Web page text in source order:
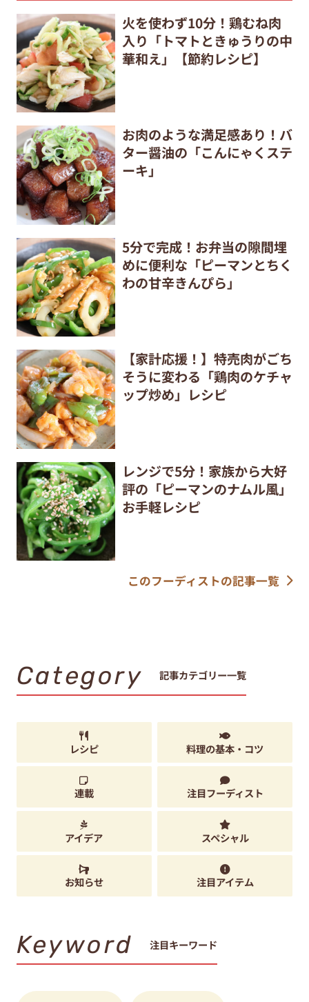
火を使わず10分！鶏むね肉
入り「トマトときゅうりの中
華和え」【節約レシピ】
お肉のような満足感あり！バ
ター醤油の「こんにゃくステ
ーキ」
5分で完成！お弁当の隙間埋
めに便利な「ピーマンとちく
わの甘辛きんぴら」
【家計応援！】特売肉がごち
そうに変わる「鶏肉のケチャ
ップ炒め」レシピ
レンジで5分！家族から大好
評の「ピーマンのナムル風」
お手軽レシピ
このフーディストの記事一覧
Category 記事カテゴリー一覧
レシピ 料理の基本・コツ
連載 注目フーディスト
アイデア スペシャル
お知らせ 注目アイテム
Keyword 注目キーワード